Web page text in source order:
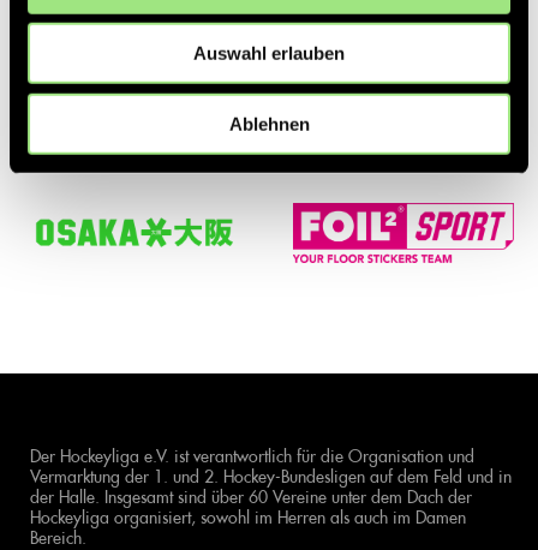
Auswahl erlauben
Ablehnen
Der Hockeyliga e.V. ist verantwortlich für die Organisation und
Vermarktung der 1. und 2. Hockey-Bundesligen auf dem Feld und in
der Halle. Insgesamt sind über 60 Vereine unter dem Dach der
Hockeyliga organisiert, sowohl im Herren als auch im Damen
Bereich.